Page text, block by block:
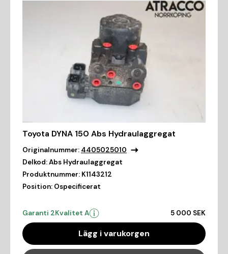
Toyota DYNA 150 Abs Hydraulaggregat
Originalnummer: 4405025010
Delkod:Abs Hydraulaggregat
Produktnummer: K1143212
Position: Ospecificerat
Garanti 2Kvalitet A 5 000 SEK
Lägg i varukorgen